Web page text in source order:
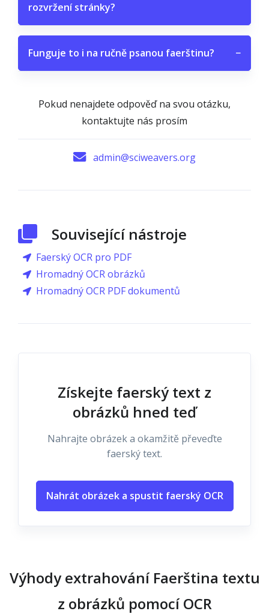
rozvržení stránky?
Funguje to i na ručně psanou faerštinu? −
Pokud nenajdete odpověď na svou otázku,
kontaktujte nás prosím
admin@sciweavers.org
Související nástroje
Faerský OCR pro PDF
Hromadný OCR obrázků
Hromadný OCR PDF dokumentů
Získejte faerský text z
obrázků hned teď
Nahrajte obrázek a okamžitě převeďte
faerský text.
Nahrát obrázek a spustit faerský OCR
Výhody extrahování Faerština textu
z obrázků pomocí OCR